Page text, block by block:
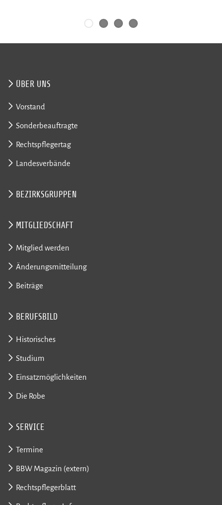
ÜBER UNS
Vorstand
Sonderbeauftragte
Rechtspflegertag
Landesverbände
BEZIRKSGRUPPEN
MITGLIEDSCHAFT
Mitglied werden
Änderungsmitteilung
Beiträge
BERUFSBILD
Historisches
Studium
Einsatzmöglichkeiten
Die Robe
SERVICE
Termine
BBW Magazin (extern)
Rechtspflegerblatt